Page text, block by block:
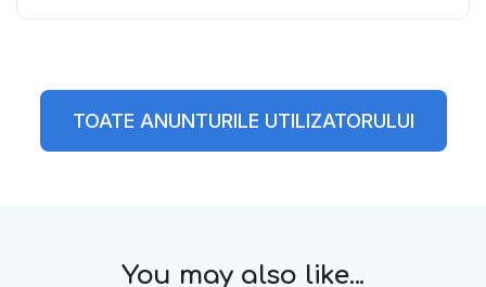
TOATE ANUNTURILE UTILIZATORULUI
You may also like...